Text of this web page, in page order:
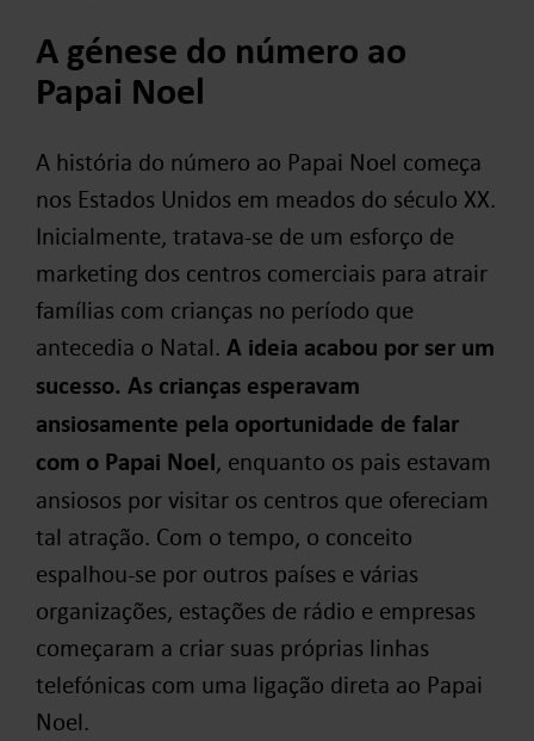
A génese do número ao
Papai Noel
A história do número ao Papai Noel começa
nos Estados Unidos em meados do século XX.
Inicialmente, tratava-se de um esforço de
marketing dos centros comerciais para atrair
famílias com crianças no período que
antecedia o Natal. A ideia acabou por ser um
sucesso. As crianças esperavam
ansiosamente pela oportunidade de falar
com o Papai Noel, enquanto os pais estavam
ansiosos por visitar os centros que ofereciam
tal atração. Com o tempo, o conceito
espalhou-se por outros países e várias
organizações, estações de rádio e empresas
começaram a criar suas próprias linhas
telefónicas com uma ligação direta ao Papai
Noel.